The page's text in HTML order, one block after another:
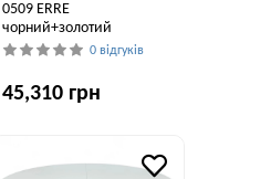
0509 ERRE
чорний+золотий
0 відгуків
45,310 грн